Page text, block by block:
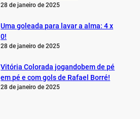
28 de janeiro de 2025
Uma goleada para lavar a alma: 4 x
0!
28 de janeiro de 2025
Vitória Colorada jogandobem de pé
em pé e com gols de Rafael Borré!
28 de janeiro de 2025